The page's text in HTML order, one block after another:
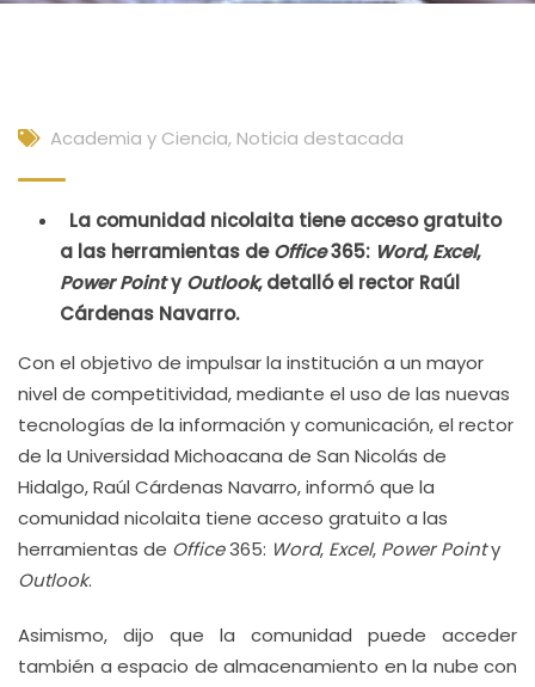
Academia y Ciencia, Noticia destacada
La comunidad nicolaita tiene acceso gratuito
a las herramientas deOffice365: Word,Excel,
Power PointyOutlook, detalló el rector Raúl
Cárdenas Navarro.
Con el objetivo de impulsar la institución a un mayor
nivel de competitividad, mediante el uso de las nuevas
tecnologías de la información y comunicación, el rector
de la Universidad Michoacana de San Nicolás de
Hidalgo, Raúl Cárdenas Navarro, informó que la
comunidad nicolaita tiene acceso gratuito a las
herramientas de Office365: Word, Excel, Power Pointy
Outlook.
Asimismo, dijo que la comunidad puede acceder
también a espacio de almacenamiento en la nube con